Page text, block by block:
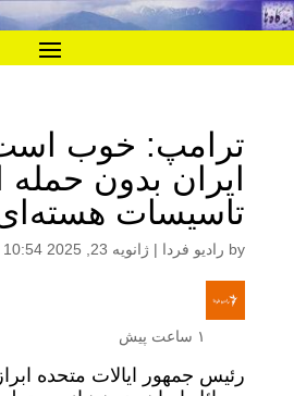
ترامپ: خوب
ایران بدون حمله
تاسیسات
by رادیو فردا | ژانویه 23, 2025 10:54 ب.ظ
۱ ساعت پیش
رئیس جمهور ایالات متحده